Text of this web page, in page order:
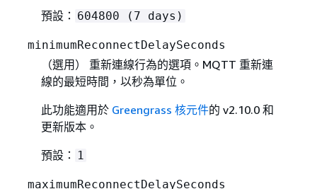
預設： 604800 (7 days)
minimumReconnectDelaySeconds
（選用） 重新連線行為的選項。MQTT 重新連
線的最短時間，以秒為單位。
此功能適用於 Greengrass 核元件的 v2.10.0 和
更新版本。
預設：
1
maximumReconnectDelaySeconds